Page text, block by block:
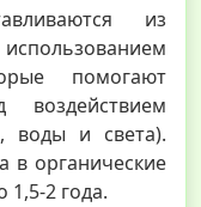
из
помогают
воздействием
воды и света).
в органические
2 года.